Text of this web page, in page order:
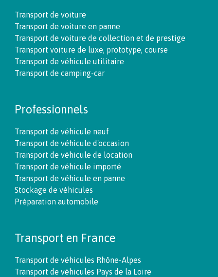
Transport de voiture
Transport de voiture en panne
Transport de voiture de collection et de prestige
Transport voiture de luxe, prototype, course
Transport de véhicule utilitaire
Transport de camping-car
Professionnels
Transport de véhicule neuf
Transport de véhicule d'occasion
Transport de véhicule de location
Transport de véhicule importé
Transport de véhicule en panne
Stockage de véhicules
Préparation automobile
Transport en France
Transport de véhicules Rhône-Alpes
Transport de véhicules Pays de la Loire